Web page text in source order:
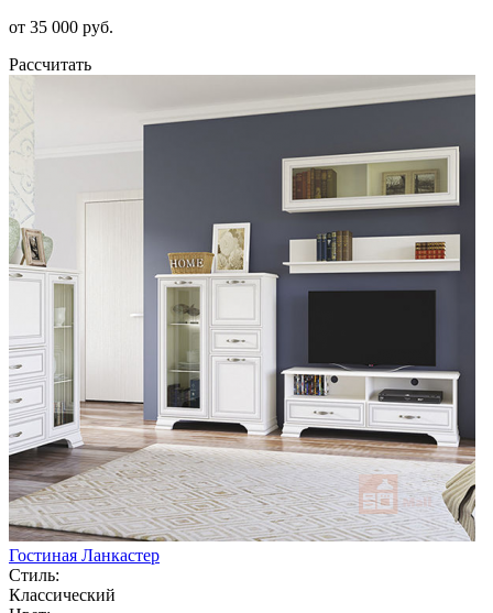
от 35 000 руб.
Рассчитать
Гостиная Ланкастер
Стиль:
Классический